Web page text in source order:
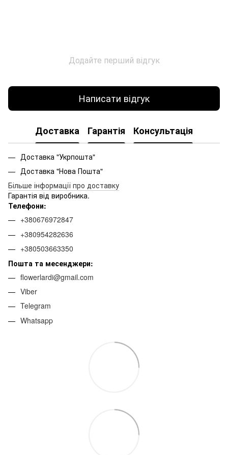
Додайте перший відгук
Написати відгук
Доставка Гарантія Консультація
Доставка "Укрпошта"
Доставка "Нова Пошта"
Більше інформації про доставку
Гарантія від виробника.
Телефони:
+380676972847
+380954282636
+380503663350
Пошта та месенджери:
flowerlardi@gmail.com
Viber
Telegram
Whatsapp